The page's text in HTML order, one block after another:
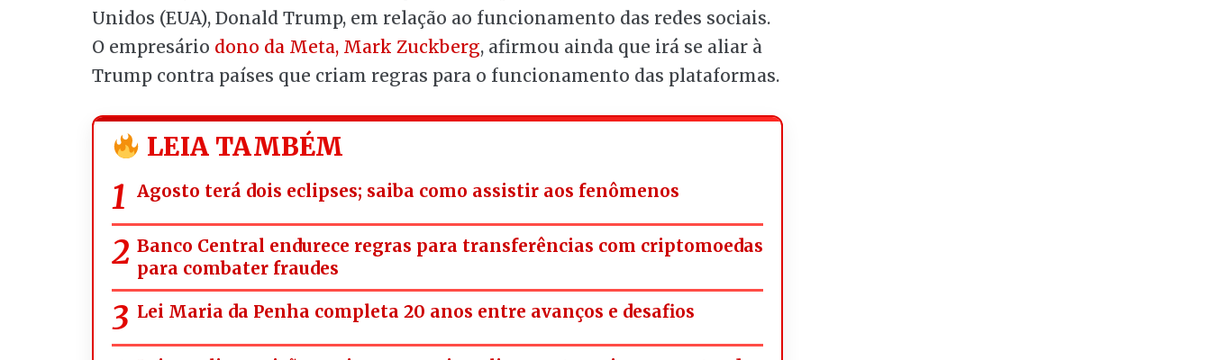
Unidos (EUA), Donald Trump, em relação ao funcionamento das redes sociais.
O empresário dono da Meta, Mark Zuckberg, afirmou ainda que irá se aliar à
Trump contra países que criam regras para o funcionamento das plataformas.
LEIA TAMBÉM
Agosto terá dois eclipses; saiba como assistir aos fenômenos
Banco Central endurece regras para transferências com criptomoedas
para combater fraudes
Lei Maria da Penha completa 20 anos entre avanços e desafios